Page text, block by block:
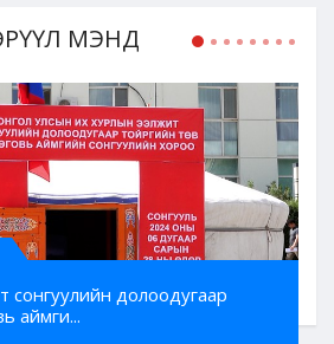
МЭНД
долоодугаар
аймги...